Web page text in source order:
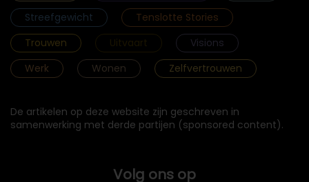
Streefgewicht
Tenslotte Stories
Trouwen
Uitvaart
Visions
Werk
Wonen Zelfvertrouwen
De artikelen op deze website zijn geschreven in
samenwerking met derde partijen (sponsored content).
Volg ons op